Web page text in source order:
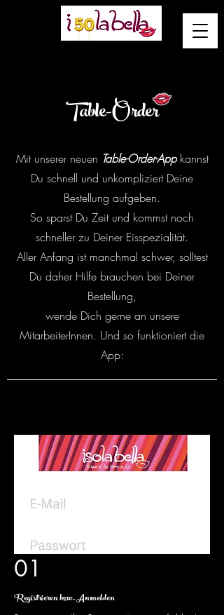
Table-Order
Mit unserer neuen Table-Order-Appkannst
Du schnell und unkompliziert Deine
Bestellung aufgeben.
So sparst Du Zeit und kommst noch
schneller zu Deiner Eisspezialität.
Aller Anfang ist manchmal schwer, solltest
Du daher Hilfe brauchen bei Deiner
Bestellung,
wende Dich gerne an unsere
MitarbeiterInnen. Und so funktioniert die
App:
01
Registrieren bzw. Anmelden